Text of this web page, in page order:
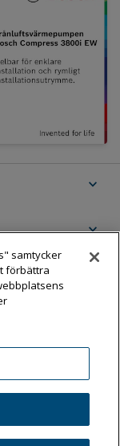
expand_more
expand_more
samtycker
förbättra